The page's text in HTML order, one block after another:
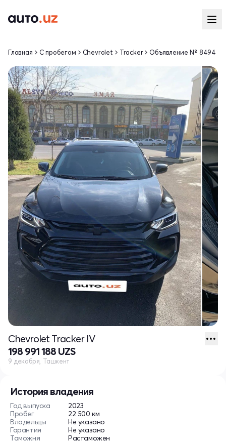
История владения
Год выпуска
2023
Пробег
22 500 км
Владельцы
Не указано
Гарантия
Не указано
Таможня
Растаможен
Главная С пробегом Chevrolet Tracker Объявление № 8494
Chevrolet Tracker IV
198 991 188 UZS
9 декабря, Ташкент